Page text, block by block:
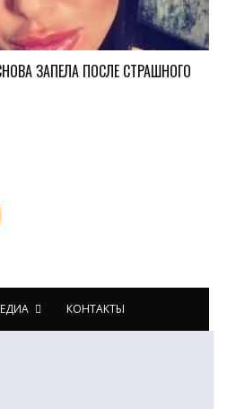
ЗАПЕЛА ПОСЛЕ СТРАШНОГО
КОНТАКТЫ